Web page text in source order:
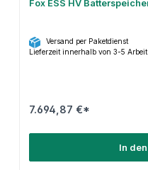
Fox ESS HV
Versand per Paketdienst
Lieferzeit innerhalb von 3-5
7.694,87 €*
In